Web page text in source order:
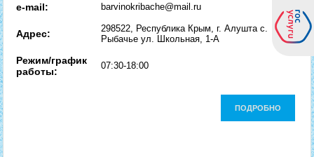
e-mail: barvinokribache@mail.ru
Адрес:
298522, Республика Крым, г. Алушта с.
Рыбачье ул. Школьная, 1-А
Режим/график
работы:
07:30-18:00
ПОДРОБНО